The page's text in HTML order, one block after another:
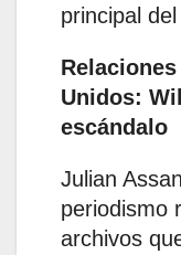
principal
Unidos:
escándalo
Julian
periodismo
archivos